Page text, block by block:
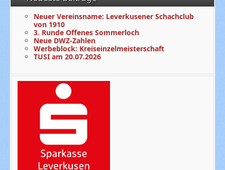
Neuer Vereinsname: Leverkusener Schachclub
von 1910
3. Runde Offenes Sommerloch
Neue DWZ-Zahlen
Werbeblock: Kreiseinzelmeisterschaft
TUSI am 20.07.2026